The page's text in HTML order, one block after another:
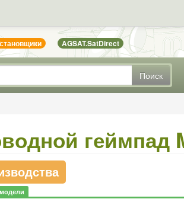
AGSAT.SatDirect
Поиск
геймпад